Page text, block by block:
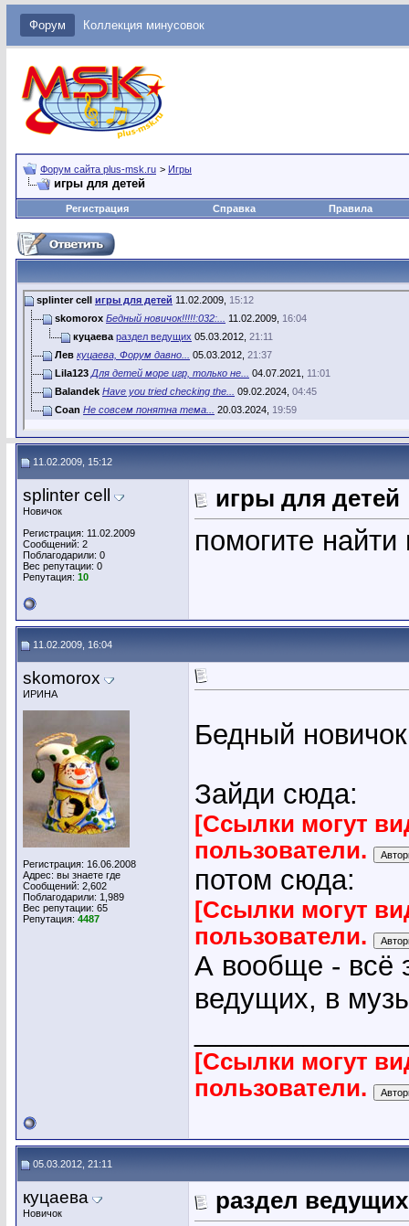
Форум Коллекция минусовок
Форум сайта plus-msk.ru > Игры
игры для детей
Регистрация Справка Правила
splinter cell игры для детей 11.02.2009, 15:12
skomorox Бедный новичок!!!!!:032:... 11.02.2009, 16:04
куцаева раздел ведущих 05.03.2012, 21:11
Лев куцаева, Форум давно... 05.03.2012, 21:37
Lila123 Для детей море игр, только не... 04.07.2021, 11:01
Balandek Have you tried checking the... 09.02.2024, 04:45
Coan Не совсем понятна тема... 20.03.2024, 19:59
11.02.2009, 15:12
splinter cell
Новичок
Регистрация: 11.02.2009
Сообщений: 2
Поблагодарили: 0
Вес репутации: 0
Репутация: 10
игры для детей
помогите
11.02.2009, 16:04
skomorox
ИРИНА
Регистрация: 16.06.2008
Адрес: вы знаете где
Сообщений: 2,602
Поблагодарили: 1,989
Вес репутации: 65
Репутация: 4487
Бедный
Зайди сюда:
[Ссылки могут
пользователи.
потом сюда:
[Ссылки могут
пользователи.
А вообще - всё
ведущих, в
[Ссылки могут
пользователи.
05.03.2012, 21:11
куцаева
Новичок
раздел ведущих